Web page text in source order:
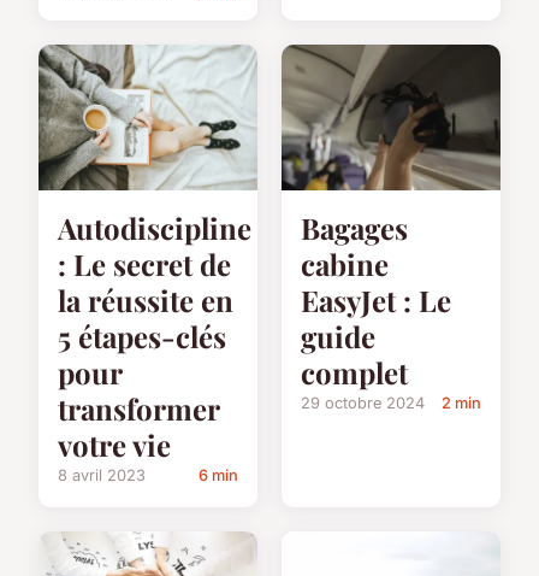
Autodiscipline
: Le secret de
la réussite en
5 étapes-clés
pour
transformer
votre vie
8 avril 2023 6 min
Bagages
cabine
EasyJet : Le
guide
complet
29 octobre 2024 2 min